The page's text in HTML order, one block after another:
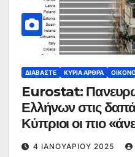
ΔΙΑΒΆΣΤΕ ΚΥΡΙΑ ΑΡΘΡΑ
Eurostat:
Ελλήνων στις
Κύπριοι οι πιο
4 ΙΑΝΟΥΑΡΊΟΥ 2025